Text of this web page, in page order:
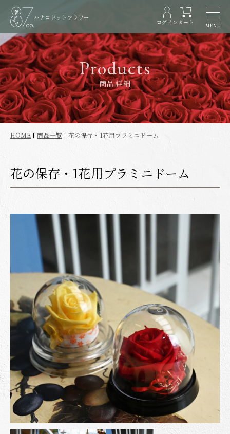
ハナコドットフラワー
MENU
ログイン カート
Products
商品詳細
HOME 商品一覧 花の保存・1花用プラミニドーム
花の保存・1花用プラミニドーム